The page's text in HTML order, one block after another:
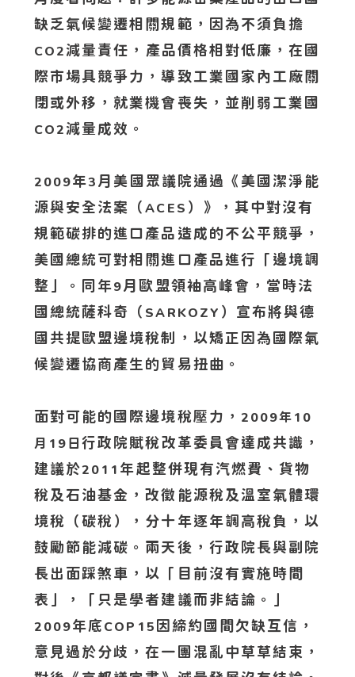
缺乏氣候變遷相關規範，因為不須負擔
CO2 減量責任，產品價格相對低廉，在國
際市場具競爭力，導致工業國家內工廠關
閉或外移，就業機會喪失，並削弱工業國
CO2 減量成效。
2009年3 月美國眾議院通過《美國潔淨能
源與安全法案（ACES ）》，其中對沒有
規範碳排的進口產品造成的不公平競爭，
美國總統可對相關進口產品進行「邊境調
整」。同年9月歐盟領袖高峰會，當時法
國總統薩科奇（ SARKOZY ）宣布將與德
國共提歐盟邊境稅制，以矯正因為國際氣
候變遷協商產生的貿易扭曲。
面對可能的國際邊境稅壓力， 2009年10
月19日行政院賦稅改革委員會達成共識，
建議於2011 年起整併現有汽燃費、貨物
稅及石油基金，改徵能源稅及溫室氣體環
境稅（碳稅），分十年逐年調高稅負，以
鼓勵節能減碳。兩天後，行政院長與副院
長出面踩煞車，以「目前沒有實施時間
表」，「只是學者建議而非結論。」
2009年底COP15 因締約國間欠缺互信，
意見過於分歧，在一團混亂中草草結束，